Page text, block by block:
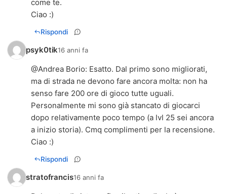
come te.
Ciao :)
Rispondi
psyk0tik16 anni fa
@Andrea Borio: Esatto. Dal primo sono migliorati,
ma di strada ne devono fare ancora molta: non ha
senso fare 200 ore di gioco tutte uguali.
Personalmente mi sono già stancato di giocarci
dopo relativamente poco tempo (a lvl 25 sei ancora
a inizio storia). Cmq complimenti per la recensione.
Ciao :)
Rispondi
stratofrancis16 anni fa